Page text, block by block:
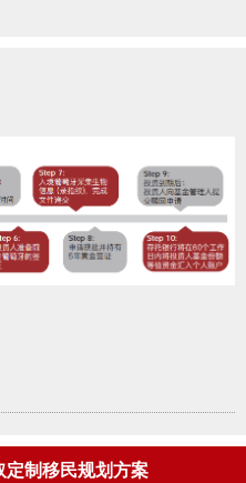
制移民规划方案